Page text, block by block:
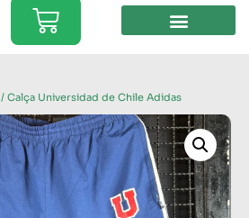
/ Calça Universidad de Chile Adidas